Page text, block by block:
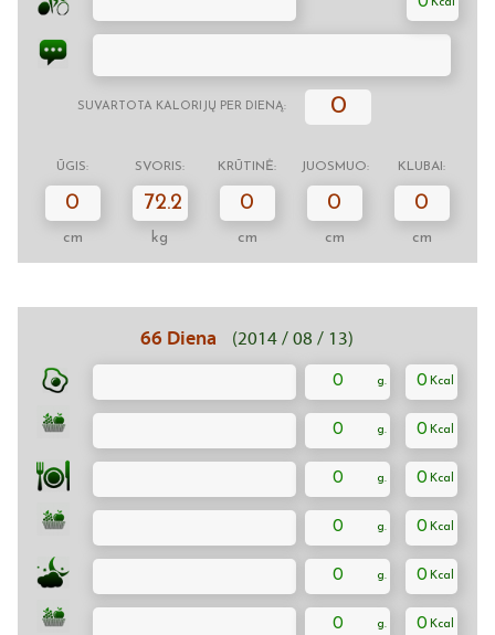
SUVARTOTA KALORIJŲ PER DIENĄ: 0
ŪGIS: SVORIS: KRŪTINĖ: JUOSMUO: KLUBAI:
0
cm
72.2
kg
0
cm
0
cm
0
cm
66 Diena (2014 / 08 / 13)
0 0
0 0
0 0
0 0
0 0
0 0